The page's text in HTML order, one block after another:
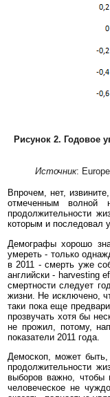
Рисунок 2. Годовое
Источник:
Впрочем, нет,
отмеченным волной
продолжительности
которым и последовал
Демографы хорошо
умереть - только
в 2011 - смерть уже
английски - harvesting
смертности следует
жизни. Не исключено,
таки пока еще
прозвучать хотя бы
не прожил, потому,
показатели 2011 года.
Демоскоп, может быть,
продолжительности
выборов важно, чтобы
человеческое не